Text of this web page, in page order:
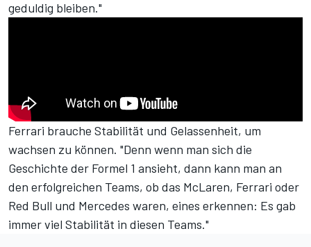
geduldig bleiben."
Ferrari brauche Stabilität und Gelassenheit, um
wachsen zu können. "Denn wenn man sich die
Geschichte der Formel 1 ansieht, dann kann man an
den erfolgreichen Teams, ob das McLaren, Ferrari oder
Red Bull und Mercedes waren, eines erkennen: Es gab
immer viel Stabilität in diesen Teams."